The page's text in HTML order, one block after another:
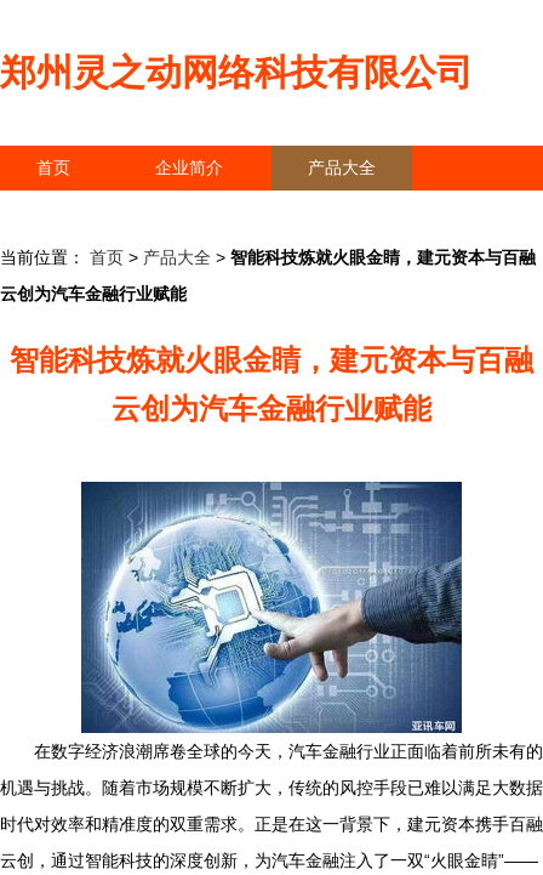
郑州灵之动网络科技有限公司
首页 企业简介 产品大全
当前位置： 首页 > 产品大全 > 智能科技炼就火眼金睛，建元资本与百融
云创为汽车金融行业赋能
智能科技炼就火眼金睛，建元资本与百融
云创为汽车金融行业赋能
在数字经济浪潮席卷全球的今天，汽车金融行业正面临着前所未有的
机遇与挑战。随着市场规模不断扩大，传统的风控手段已难以满足大数据
时代对效率和精准度的双重需求。正是在这一背景下，建元资本携手百融
云创，通过智能科技的深度创新，为汽车金融注入了一双“火眼金睛”——